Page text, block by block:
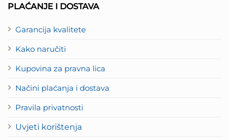
PLAĆANJE I DOSTAVA
Garancija kvalitete
Kako naručiti
Kupovina za pravna lica
Načini plaćanja i dostava
Pravila privatnosti
Uvjeti korištenja